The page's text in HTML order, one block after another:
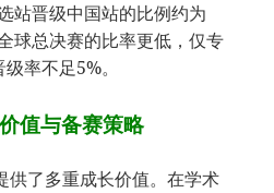
站晋级中国站的比例约为
球总决赛的比率更低，仅专
率不足5%。
值与备赛策略
供了多重成长价值。在学术